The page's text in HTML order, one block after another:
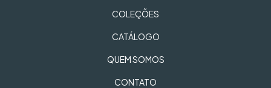
COLEÇÕES
CATÁLOGO
QUEM SOMOS
CONTATO